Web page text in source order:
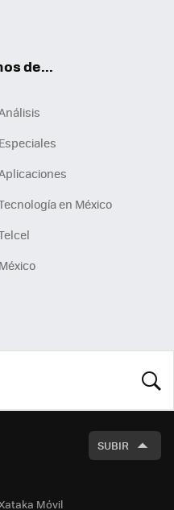
de...
Especiales
en México
México
SUBIR
Móvil